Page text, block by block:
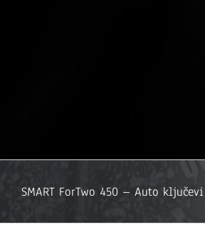
SMART ForTwo 450 – Auto ključevi